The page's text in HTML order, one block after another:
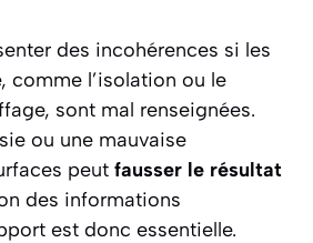
des incohérences si les
comme l’isolation ou le
sont mal renseignées.
ou une mauvaise
peut fausser le résultat
des informations
est donc essentielle.